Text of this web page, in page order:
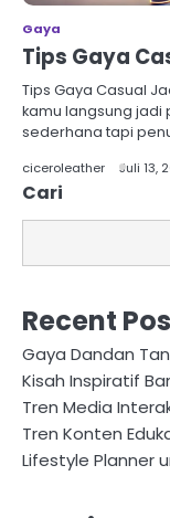
Gaya
Tips Gaya
Tips Gaya Casual
kamu langsung jadi
sederhana tapi
ciceroleather Juli 13,
Cari
Recent
Gaya Dandan
Kisah Inspiratif
Tren Media
Tren Konten
Lifestyle Planner